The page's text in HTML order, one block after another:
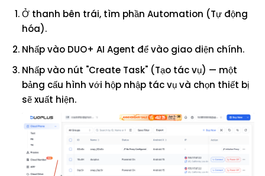
Ở thanh bên trái, tìm phần Automation (Tự động
hóa).
Nhấp vào DUO+ AI Agent để vào giao diện chính.
Nhấp vào nút "Create Task" (Tạo tác vụ) — một
bảng cấu hình với hộp nhập tác vụ và chọn thiết bị
sẽ xuất hiện.